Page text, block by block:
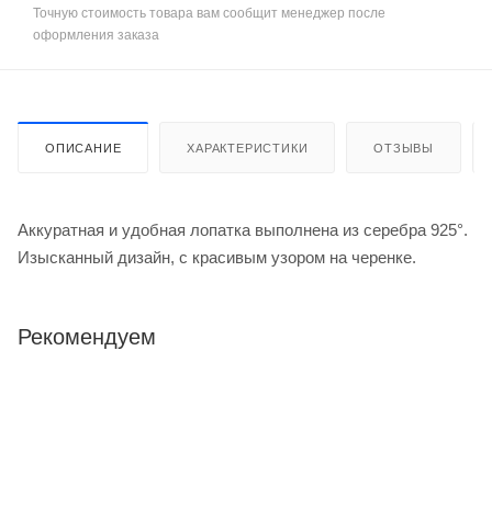
Точную стоимость товара вам сообщит менеджер после
оформления заказа
ОПИСАНИЕ ХАРАКТЕРИСТИКИ ОТЗЫВЫ
Аккуратная и удобная лопатка выполнена из серебра 925°.
Изысканный дизайн, с красивым узором на черенке.
Рекомендуем